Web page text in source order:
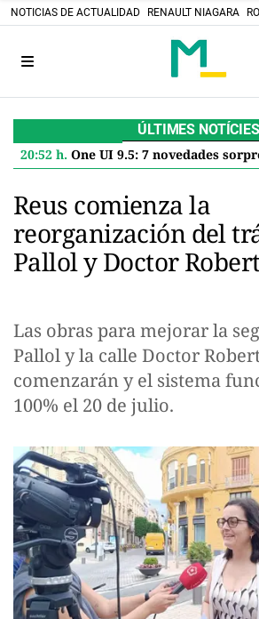
NOTICIAS DE ACTUALIDAD RENAULT NIAGARA
ÚLTIMES NOTÍCIES
20:52 h. One UI 9.5: 7 novedades sorprendentes y los modelos
Reus comienza la
reorganización del
Pallol y Doctor
Las obras para mejorar la
Pallol y la calle Doctor
comenzarán y el sistema
100% el 20 de julio.